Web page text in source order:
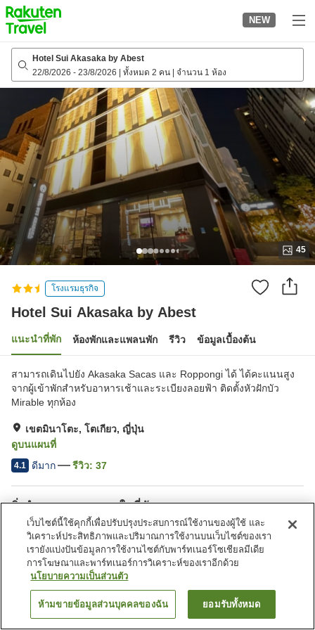
to
top
page
NEW
Hotel Sui Akasaka by Abest
22/8/2026 - 23/8/2026 ทั้งหมด 2 คน จำนวน 1 ห้อง
45
โรงแรมธุรกิจ
Hotel Sui Akasaka by Abest
แนะนำที่พัก ห้องพักและแพลนพัก รีวิว ข้อมูลเบื้องต้น
สามารถเดินไปยัง Akasaka Sacas และ Roppongi ได้ ได้คะแนนสูง
จากผู้เข้าพักสำหรับอาหารเช้าและระเบียงลอยฟ้า ติดตั้งหัวฝักบัว
Mirable ทุกห้อง
เขตมินาโตะ, โตเกียว, ญี่ปุ่น
ดูบนแผนที่
4.1 ดีมาก รีวิว: 37
สิ่งอำนวยความสะดวกในที่พัก
ที่จอดรถ
เลานจ์
ตู้จำหน่ายอัตโนมัติ
บริการซักผ้า (มีค่าบริการ)
หน้าแรก ญี่ปุ่น โตเกียว
Hotel Sui Akasaka by Abest
ค้นหาห้องพัก
เว็บไซต์นี้ใช้คุกกี้เพื่อปรับปรุงประสบการณ์ใช้งานของผู้ใช้ และ
วิเคราะห์ประสิทธิภาพและปริมาณการใช้งานบนเว็บไซต์ของเรา
เรายังแบ่งปันข้อมูลการใช้งานไซต์กับพาร์ทเนอร์โซเชียลมีเดีย
การโฆษณาและพาร์ทเนอร์การวิเคราะห์ของเราอีกด้วย
นโยบายความเป็นส่วนตัว
ห้ามขายข้อมูลส่วนบุคคลของฉัน ยอมรับทั้งหมด